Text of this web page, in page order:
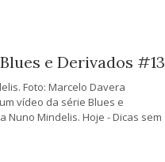
e Derivados #13
Foto: Marcelo Davera
vídeo da série Blues e
Nuno Mindelis. Hoje - Dicas sem